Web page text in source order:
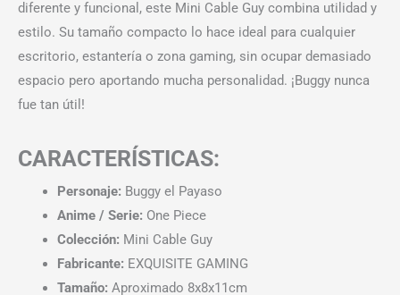
diferente y funcional, este Mini Cable Guy combina utilidad y
estilo. Su tamaño compacto lo hace ideal para cualquier
escritorio, estantería o zona gaming, sin ocupar demasiado
espacio pero aportando mucha personalidad. ¡Buggy nunca
fue tan útil!
CARACTERÍSTICAS:
Personaje: Buggy el Payaso
Anime / Serie: One Piece
Colección: Mini Cable Guy
Fabricante: EXQUISITE GAMING
Tamaño: Aproximado 8x8x11cm